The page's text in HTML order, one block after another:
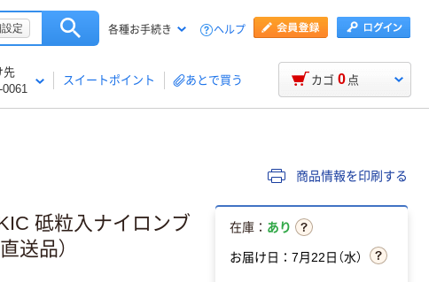
定 各種お手続き ヘルプ
先
0061
スイートポイント あとで買う カゴ 0 点
商品情報を印刷する
砥粒入ナイロンブ
送品）
在庫： あり
お届け日：7月22日（水）